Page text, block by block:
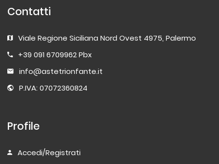
Contatti
Viale Regione Siciliana Nord Ovest 4975, Palermo
+39 091 6709962 Pbx
info@astetrionfante.it
P.IVA: 07072360824
Profile
Accedi/Registrati